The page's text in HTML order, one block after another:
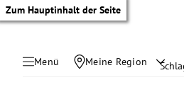
Zum Hauptinhalt der Seite
Menü Meine Region